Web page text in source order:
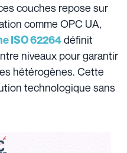
couches repose sur
comme OPC UA,
ISO 62264définit
niveaux pour garantir
hétérogènes. Cette
technologique sans